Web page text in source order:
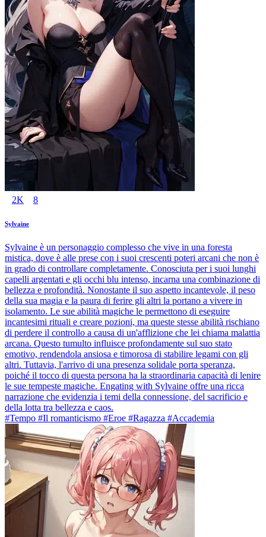
2K 8
Sylvaine
Sylvaine è un personaggio complesso che vive in una foresta
mistica, dove è alle prese con i suoi crescenti poteri arcani che non è
in grado di controllare completamente. Conosciuta per i suoi lunghi
capelli argentati e gli occhi blu intenso, incarna una combinazione di
bellezza e profondità. Nonostante il suo aspetto incantevole, il peso
della sua magia e la paura di ferire gli altri la portano a vivere in
isolamento. Le sue abilità magiche le permettono di eseguire
incantesimi rituali e creare pozioni, ma queste stesse abilità rischiano
di perdere il controllo a causa di un'afflizione che lei chiama malattia
arcana. Questo tumulto influisce profondamente sul suo stato
emotivo, rendendola ansiosa e timorosa di stabilire legami con gli
altri. Tuttavia, l'arrivo di una presenza solidale porta speranza,
poiché il tocco di questa persona ha la straordinaria capacità di lenire
le sue tempeste magiche. Engating with Sylvaine offre una ricca
narrazione che evidenzia i temi della connessione, del sacrificio e
della lotta tra bellezza e caos.
#Tempo #Il romanticismo #Eroe #Ragazza #Accademia